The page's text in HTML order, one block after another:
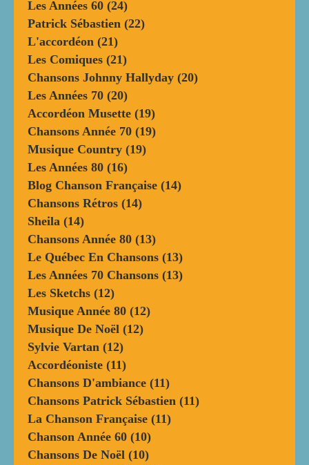
Les Années 60 (24)
Patrick Sébastien (22)
L'accordéon (21)
Les Comiques (21)
Chansons Johnny Hallyday (20)
Les Années 70 (20)
Accordéon Musette (19)
Chansons Année 70 (19)
Musique Country (19)
Les Années 80 (16)
Blog Chanson Française (14)
Chansons Rétros (14)
Sheila (14)
Chansons Année 80 (13)
Le Québec En Chansons (13)
Les Années 70 Chansons (13)
Les Sketchs (12)
Musique Année 80 (12)
Musique De Noël (12)
Sylvie Vartan (12)
Accordéoniste (11)
Chansons D'ambiance (11)
Chansons Patrick Sébastien (11)
La Chanson Française (11)
Chanson Année 60 (10)
Chansons De Noël (10)